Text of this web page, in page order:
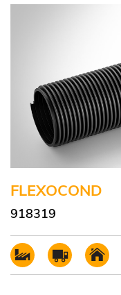
FLEXOCOND
918319